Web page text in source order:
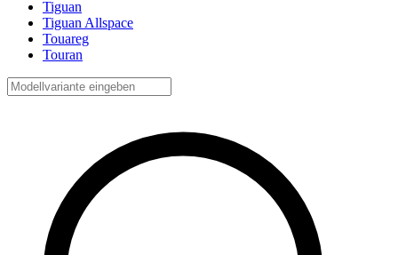
Tiguan
Tiguan Allspace
Touareg
Touran